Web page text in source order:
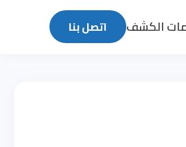
الكشف اتصل بنا